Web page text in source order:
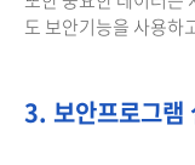
도 보안기능을 사용하
3. 보안프로그램